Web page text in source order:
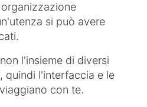
si può avere
l'insieme di diversi
quindi l'interfaccia e le
con te.